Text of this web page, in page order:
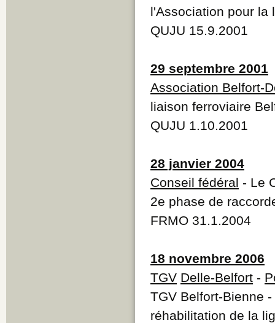
l'Association pour la
QUJU 15.9.2001
29 septembre 2001
Association Belfort-
liaison ferroviaire
QUJU 1.10.2001
28 janvier 2004
Conseil fédéral - Le
2e phase de
FRMO 31.1.2004
18 novembre 2006
TGV Delle-Belfort -
TGV Belfort-Bienne
réhabilitation de la